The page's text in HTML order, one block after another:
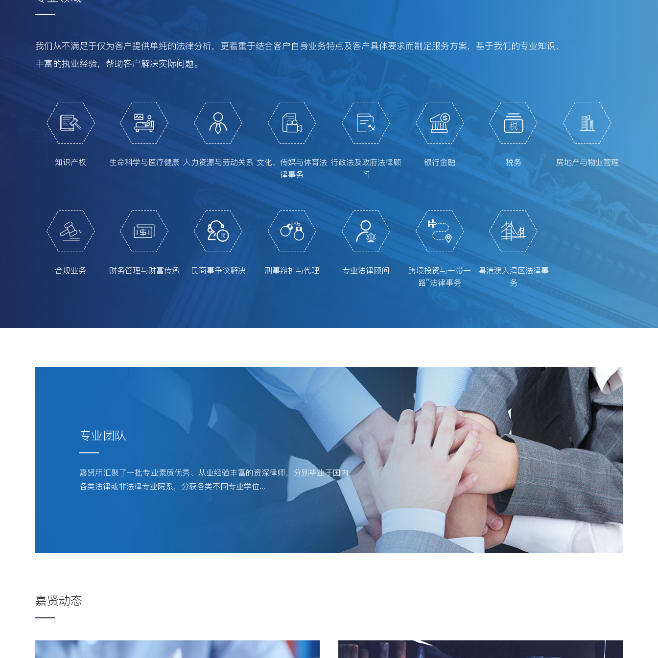
我们从不满足于仅为客户提供单纯的法律分析，更着重于结合客户自身业务特点及客户具体要求而制定服务方案，基于我们的专业知识、
丰富的执业经验，帮助客户解决实际问题。
知识产权 生命科学与医疗健康 人力资源与劳动关系 文化、传媒与体育法
律事务
行政法及政府法律顾
问
银行金融 税务 房地产与物业管理
合规业务 财务管理与财富传承 民商事争议解决 刑事辩护与代理 专业法律顾问
跨境投资与一带一
路”法律事务
粤港澳大湾区法律事
务
专业团队
嘉贤所汇聚了一批专业素质优秀、从业经验丰富的资深律师，分别毕业于国内
各类法律或非法律专业院系，分获各类不同专业学位...
嘉贤动态